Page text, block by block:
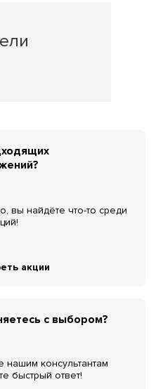
вы найдёте что-то среди
акции
с выбором?
нашим консультантам
быстрый ответ!